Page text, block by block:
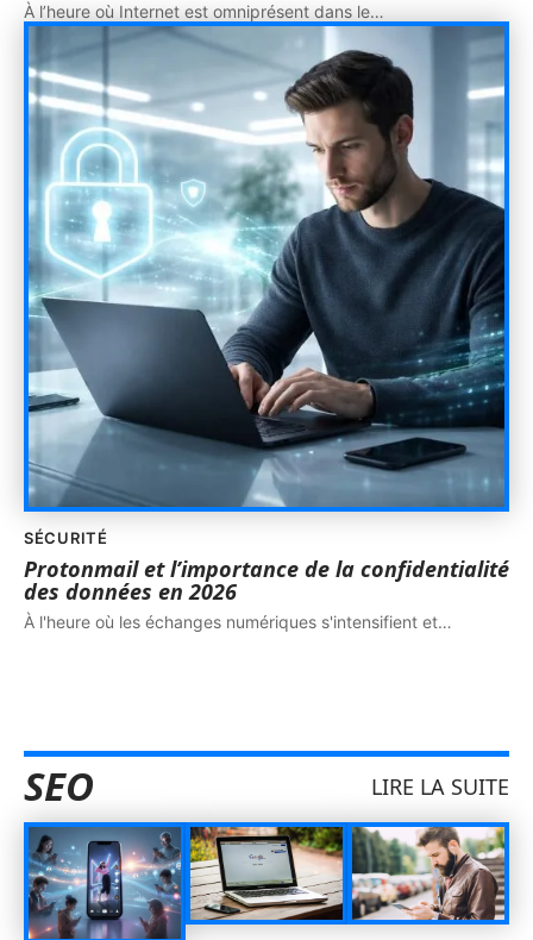
À l’heure où Internet est omniprésent dans le…
SÉCURITÉ
Protonmail et l’importance de la confidentialité
des données en 2026
À l'heure où les échanges numériques s'intensifient et…
SEO LIRE LA SUITE